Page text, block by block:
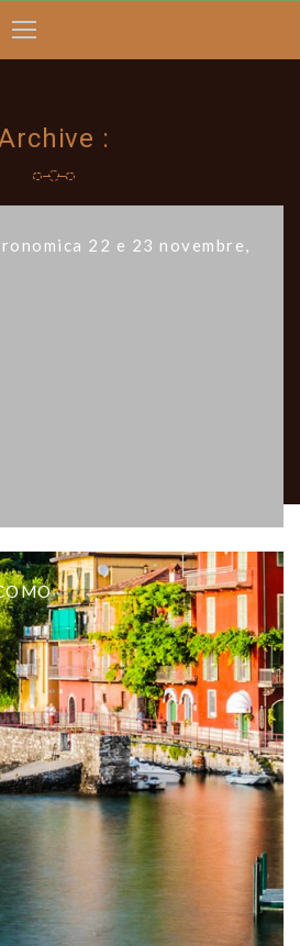
:
22 e 23 novembre,